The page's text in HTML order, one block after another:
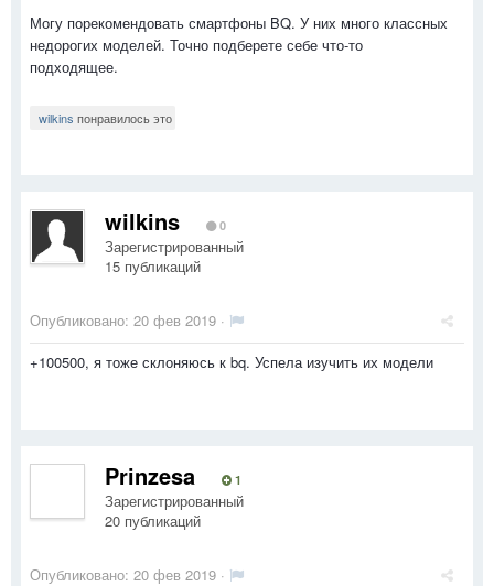
Могу порекомендовать смартфоны BQ. У них много классных
недорогих моделей. Точно подберете себе что-то
подходящее.
wilkins понравилось это
wilkins 0
Зарегистрированный
15 публикаций
Опубликовано: 20 фев 2019 ·
+100500, я тоже склоняюсь к bq. Успела изучить их модели
Prinzesa 1
Зарегистрированный
20 публикаций
Опубликовано: 20 фев 2019 ·